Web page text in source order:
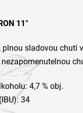
11°
plnou sladovou chutí
4,7 % obj.
34